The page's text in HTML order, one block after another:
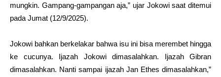
mungkin. Gampang-gampangan aja,” ujar Jokowi saat ditemui
pada Jumat (12/9/2025).
Jokowi bahkan berkelakar bahwa isu ini bisa merembet hingga
ke cucunya. Ijazah Jokowi dimasalahkan. Ijazah Gibran
dimasalahkan. Nanti sampai ijazah Jan Ethes dimasalahkan,”